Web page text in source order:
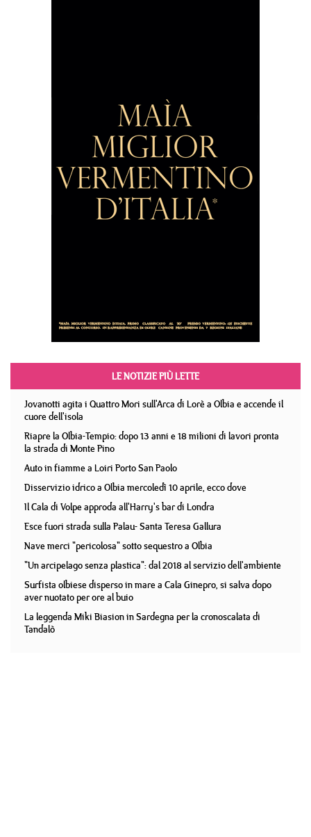
LE NOTIZIE PIÙ LETTE
Jovanotti agita i Quattro Mori sull'Arca di Lorè a Olbia e accende il
cuore dell'isola
Riapre la Olbia-Tempio: dopo 13 anni e 18 milioni di lavori pronta
la strada di Monte Pino
Auto in fiamme a Loiri Porto San Paolo
Disservizio idrico a Olbia mercoledì 10 aprile, ecco dove
Il Cala di Volpe approda all'Harry's bar di Londra
Esce fuori strada sulla Palau- Santa Teresa Gallura
Nave merci "pericolosa" sotto sequestro a Olbia
"Un arcipelago senza plastica": dal 2018 al servizio dell'ambiente
Surfista olbiese disperso in mare a Cala Ginepro, si salva dopo
aver nuotato per ore al buio
La leggenda Miki Biasion in Sardegna per la cronoscalata di
Tandalò